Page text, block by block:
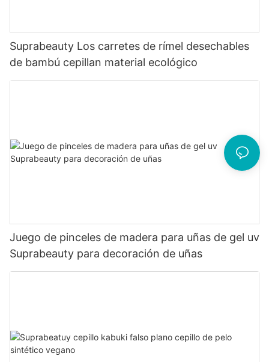
Suprabeauty Los carretes de rímel desechables
de bambú cepillan material ecológico
Juego de pinceles de madera para uñas de gel uv
Suprabeauty para decoración de uñas